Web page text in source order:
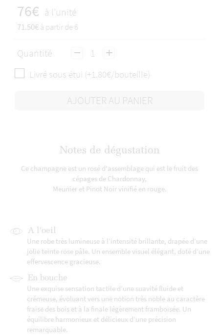
76€ à l'unité
71.50€à partir de 6
Quantité
Livré sous étui (+1.80€/bouteille)
AJOUTER AU PANIER
Notes de dégustation
Ce champagne est un rosé d'assemblage qui est le fruit des
cépages de Chardonnay,
Meunier et Pinot Noir vinifié en rouge.
A l'oeil
Une robe très lumineuse à l’intensité brillante, drapée d’une
jolie teinte rose pâle. Un ensemble visuel élégant, doté d’une
effervescence gracieuse.
En bouche
Une exquise sensation tactile d’une suavité fluide et
crémeuse, évoluant vers une notion très noble au caractère
fraise des bois et à la finale légèrement framboisée. Un
équilibre harmonieux et délicieux d’une précision
remarquable.